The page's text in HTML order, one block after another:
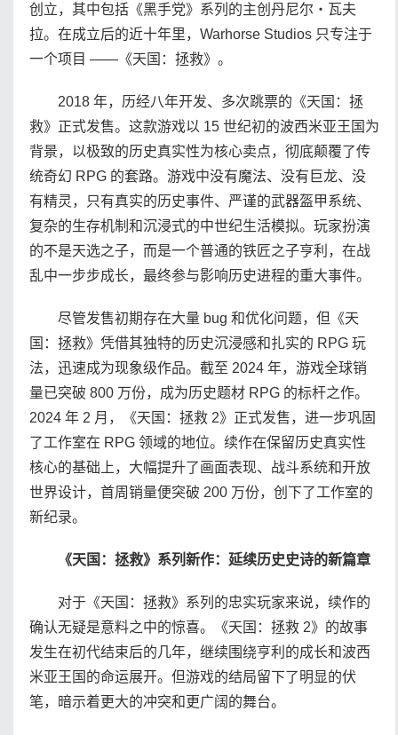
创立，其中包括《黑手党》系列的主创丹尼尔・瓦夫
拉。在成立后的近十年里，Warhorse Studios 只专注于
一个项目 ——《天国：拯救》。
2018 年，历经八年开发、多次跳票的《天国：拯
救》正式发售。这款游戏以 15 世纪初的波西米亚王国为
背景，以极致的历史真实性为核心卖点，彻底颠覆了传
统奇幻 RPG 的套路。游戏中没有魔法、没有巨龙、没
有精灵，只有真实的历史事件、严谨的武器盔甲系统、
复杂的生存机制和沉浸式的中世纪生活模拟。玩家扮演
的不是天选之子，而是一个普通的铁匠之子亨利，在战
乱中一步步成长，最终参与影响历史进程的重大事件。
尽管发售初期存在大量 bug 和优化问题，但《天
国：拯救》凭借其独特的历史沉浸感和扎实的 RPG 玩
法，迅速成为现象级作品。截至 2024 年，游戏全球销
量已突破 800 万份，成为历史题材 RPG 的标杆之作。
2024 年 2 月，《天国：拯救 2》正式发售，进一步巩固
了工作室在 RPG 领域的地位。续作在保留历史真实性
核心的基础上，大幅提升了画面表现、战斗系统和开放
世界设计，首周销量便突破 200 万份，创下了工作室的
新纪录。
《天国：拯救》系列新作：延续历史史诗的新篇章
对于《天国：拯救》系列的忠实玩家来说，续作的
确认无疑是意料之中的惊喜。《天国：拯救 2》的故事
发生在初代结束后的几年，继续围绕亨利的成长和波西
米亚王国的命运展开。但游戏的结局留下了明显的伏
笔，暗示着更大的冲突和更广阔的舞台。